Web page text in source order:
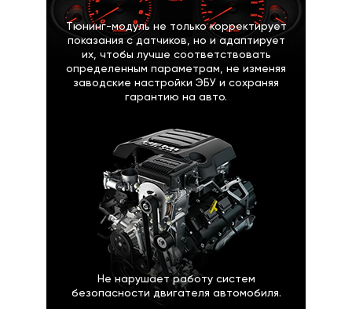
Тюнинг-модуль не только корректирует
показания с датчиков, но и адаптирует
их, чтобы лучше соответствовать
определенным параметрам, не изменяя
заводские настройки ЭБУ и сохраняя
гарантию на авто.
Не нарушает работу систем
безопасности двигателя автомобиля.